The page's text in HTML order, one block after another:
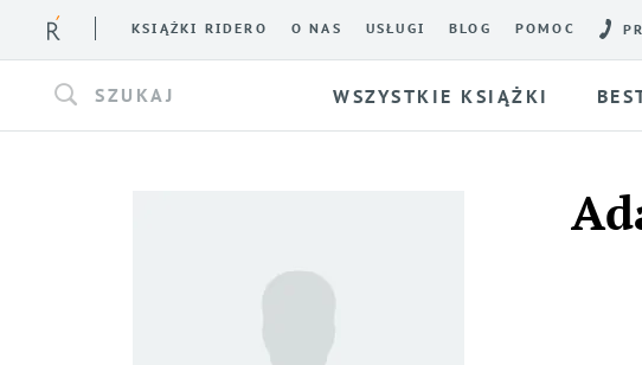
KSIĄŻKI RIDERO O NAS USŁUGI BLOG POMOC
SZUKAJ WSZYSTKIE KSIĄŻKI